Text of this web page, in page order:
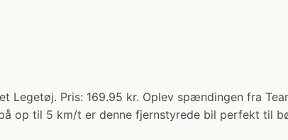
Pris: 169.95 kr. Oplev spændingen fra
op til 5 km/t er denne fjernstyrede bil perfekt til